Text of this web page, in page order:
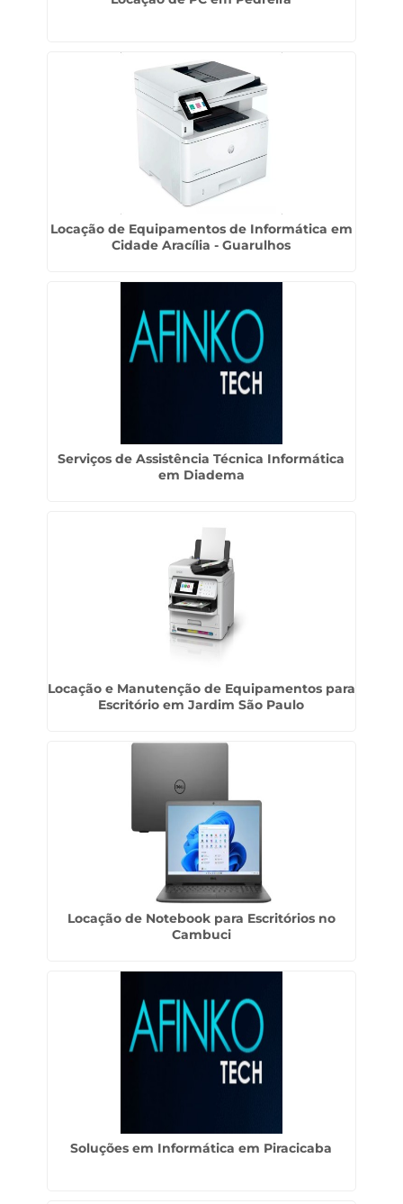
Locação de Equipamentos de Informática em
Cidade Aracília - Guarulhos
Serviços de Assistência Técnica Informática
em Diadema
Locação e Manutenção de Equipamentos para
Escritório em Jardim São Paulo
Locação de Notebook para Escritórios no
Cambuci
Soluções em Informática em Piracicaba